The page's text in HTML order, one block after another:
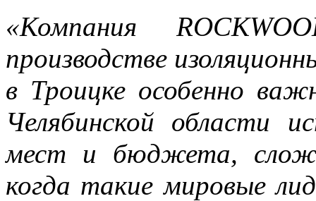
«Компания
производстве
в Троицке особенно
Челябинской области
мест и бюджета,
когда такие мировые